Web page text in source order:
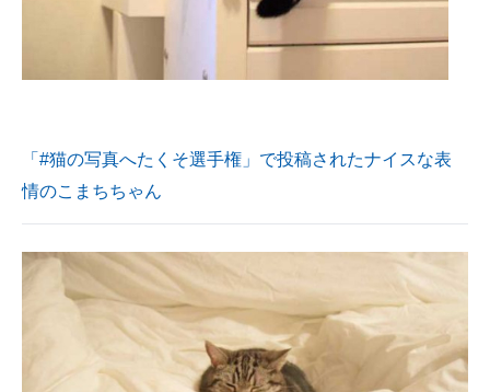
「#猫の写真へたくそ選手権」で投稿されたナイスな表
情のこまちちゃん